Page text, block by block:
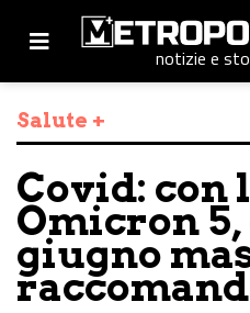
notizie e
Salute +
Covid: con
Omicron 5,
giugno